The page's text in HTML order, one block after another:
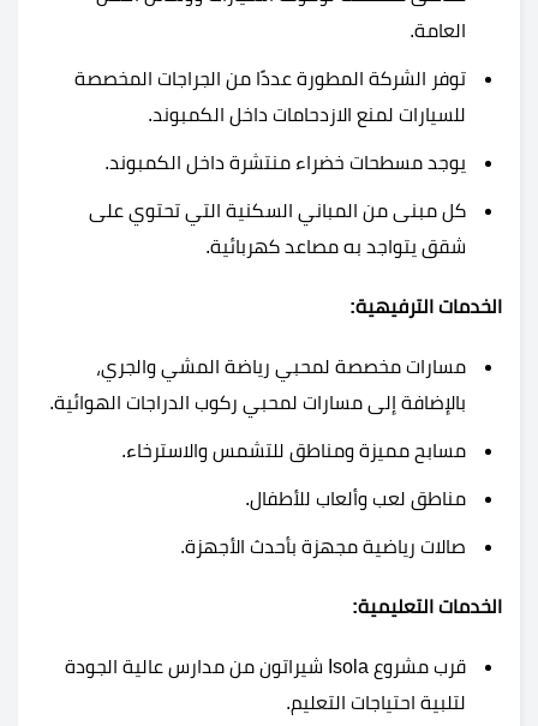
العامة.
توفر الشركة المطورة عددًا من الجراجات المخصصة
للسيارات لمنع الازدحامات داخل الكمبوند.
يوجد مسطحات خضراء منتشرة داخل الكمبوند.
كل مبنى من المباني السكنية التي تحتوي على
شقق يتواجد به مصاعد كهربائية.
الخدمات الترفيهية:
مسارات مخصصة لمحبي رياضة المشي والجري،
بالإضافة إلى مسارات لمحبي ركوب الدراجات الهوائية.
مسابح مميزة ومناطق للتشمس والاسترخاء.
مناطق لعب وألعاب للأطفال.
صالات رياضية مجهزة بأحدث الأجهزة.
الخدمات التعليمية:
قرب مشروع Isola شيراتون من مدارس عالية الجودة
لتلبية احتياجات التعليم.